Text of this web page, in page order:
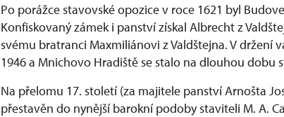
Po porážce stavovské opozice v roce 1621 byl
Konfiskovaný zámek i panství získal Albrecht z
svému bratranci Maxmiliánovi z Valdštejna. V držení
1946 a Mnichovo Hradiště se stalo na dlouhou dobu
Na přelomu 17. století (za majitele panství Arnošta
přestavěn do nynější barokní podoby staviteli M. A.